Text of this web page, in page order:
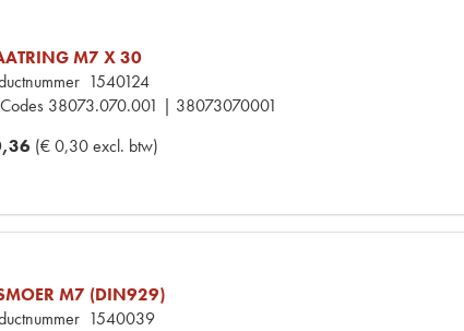
M7 X 30
1540124
Codes 38073.070.001 | 38073070001
(€ 0,30 excl. btw)
M7 (DIN929)
1540039